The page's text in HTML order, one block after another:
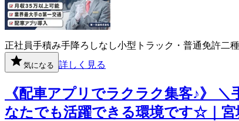
正社員手積み手降ろしなし小型トラック・普通免許二
気になる 詳しく見る
《配車アプリでラクラク集客♪》
なたでも活躍できる環境です☆｜宮